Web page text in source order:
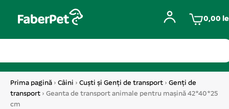
0,00
Prima pagină › Câini › Cuști și Genți de transport › Genți de
transport › Geanta de transport animale pentru mașină 42*40*25
cm